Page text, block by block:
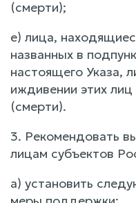
(смерти);
е) лица,
названных в
настоящего Указа,
иждивении этих лиц
(смерти).
3. Рекомендовать
лицам субъектов
а) установить